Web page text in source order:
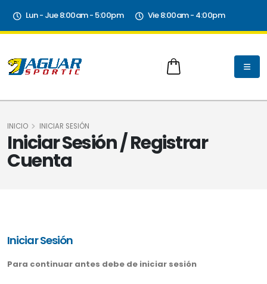
Lun - Jue 8:00am - 5:00pm Vie 8:00am - 4:00pm
Iniciar Sesión / Registrar
Cuenta
INICIO INICIAR SESIÓN
Iniciar Sesión
Para continuar antes debe de iniciar sesión